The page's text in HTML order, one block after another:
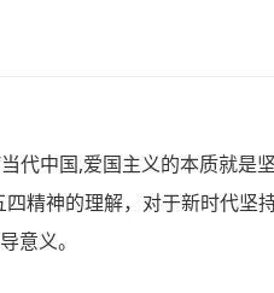
代中国,爱国主义的本质就是
精神的理解，对于新时代坚
意义。